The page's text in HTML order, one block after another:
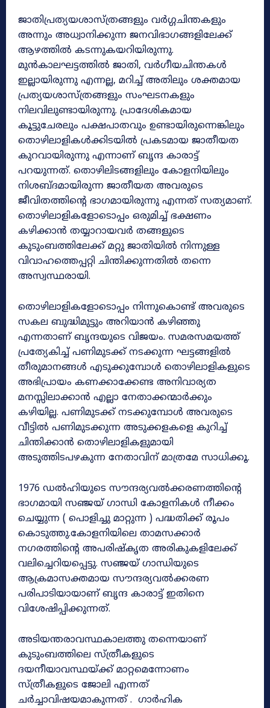
ജാതിപ്രത്യയശാസ്ത്രങ്ങളും വർഗ്ഗചിന്തകളും
അന്നും അധ്വാനിക്കുന്ന ജനവിഭാഗങ്ങളിലേക്ക്
ആഴത്തിൽ കടന്നുകയറിയിരുന്നു.
മുൻകാലഘട്ടത്തിൽ ജാതി, വർഗീയചിന്തകൾ
ഇല്ലായിരുന്നു എന്നല്ല, മറിച്ച് അതിലും ശക്തമായ
പ്രത്യയശാസ്ത്രങ്ങളും സംഘടനകളും
നിലവിലുണ്ടായിരുന്നു. പ്രാദേശികമായ
കൂട്ടുചേരലും പക്ഷപാതവും ഉണ്ടായിരുന്നെങ്കിലും
തൊഴിലാളികൾക്കിടയിൽ പ്രകടമായ ജാതീയത
കുറവായിരുന്നു എന്നാണ് ബൃന്ദ കാരാട്ട്
പറയുന്നത്. തൊഴിലിടങ്ങളിലും കോളനിയിലും
നിശബ്ദമായിരുന്ന ജാതീയത അവരുടെ
ജീവിതത്തിന്റെ ഭാഗമായിരുന്നു എന്നത് സത്യമാണ്.
തൊഴിലാളികളോടൊപ്പം ഒരുമിച്ച് ഭക്ഷണം
കഴിക്കാൻ തയ്യാറായവർ തങ്ങളുടെ
കുടുംബത്തിലേക്ക് മറ്റു ജാതിയിൽ നിന്നുള്ള
വിവാഹത്തെപ്പറ്റി ചിന്തിക്കുന്നതിൽ തന്നെ
അസ്വസ്ഥരായി.
തൊഴിലാളികളോടൊപ്പം നിന്നുകൊണ്ട് അവരുടെ
സകല ബുദ്ധിമുട്ടും അറിയാൻ കഴിഞ്ഞു
എന്നതാണ് ബൃന്ദയുടെ വിജയം. സമരസമയത്ത്
പ്രത്യേകിച്ച് പണിമുടക്ക് നടക്കുന്ന ഘട്ടങ്ങളിൽ
തീരുമാനങ്ങൾ എടുക്കുമ്പോൾ തൊഴിലാളികളുടെ
അഭിപ്രായം കണക്കാക്കേണ്ട അനിവാര്യത
മനസ്സിലാക്കാൻ എല്ലാ നേതാക്കന്മാർക്കും
കഴിയില്ല. പണിമുടക്ക് നടക്കുമ്പോൾ അവരുടെ
വീട്ടിൽ പണിമുടക്കുന്ന അടുക്കളകളെ കുറിച്ച്
ചിന്തിക്കാൻ തൊഴിലാളികളുമായി
അടുത്തിടപഴകുന്ന നേതാവിന് മാത്രമേ സാധിക്കൂ.
1976 ഡൽഹിയുടെ സൗന്ദര്യവൽക്കരണത്തിന്റെ
ഭാഗമായി സഞ്ജയ് ഗാന്ധി കോളനികൾ നീക്കം
ചെയ്യുന്ന ( പൊളിച്ചു മാറ്റുന്ന ) പദ്ധതിക്ക് രൂപം
കൊടുത്തു.കോളനിയിലെ താമസക്കാർ
നഗരത്തിന്റെ അപരിഷ്കൃത അരികുകളിലേക്ക്
വലിച്ചെറിയപ്പെട്ടു. സഞ്ജയ് ഗാന്ധിയുടെ
ആക്രമാസക്തമായ സൗന്ദര്യവൽക്കരണ
പരിപാടിയായാണ് ബൃന്ദ കാരാട്ട് ഇതിനെ
വിശേഷിപ്പിക്കുന്നത്.
അടിയന്തരാവസ്ഥകാലത്തു തന്നെയാണ്
കുടുംബത്തിലെ സ്ത്രീകളുടെ
ദയനീയാവസ്ഥയ്ക്ക് മാറ്റമെന്നോണം
സ്ത്രീകളുടെ ജോലി എന്നത്
ചർച്ചാവിഷയമാകുന്നത് . ഗാർഹിക